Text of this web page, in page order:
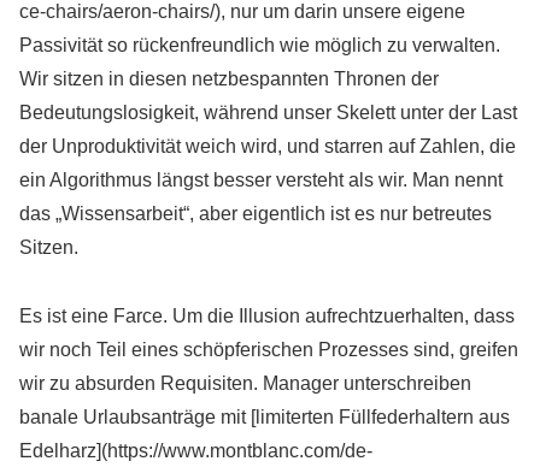
ce-chairs/aeron-chairs/), nur um darin unsere eigene
Passivität so rückenfreundlich wie möglich zu verwalten.
Wir sitzen in diesen netzbespannten Thronen der
Bedeutungslosigkeit, während unser Skelett unter der Last
der Unproduktivität weich wird, und starren auf Zahlen, die
ein Algorithmus längst besser versteht als wir. Man nennt
das „Wissensarbeit“, aber eigentlich ist es nur betreutes
Sitzen.
Es ist eine Farce. Um die Illusion aufrechtzuerhalten, dass
wir noch Teil eines schöpferischen Prozesses sind, greifen
wir zu absurden Requisiten. Manager unterschreiben
banale Urlaubsanträge mit [limiterten Füllfederhaltern aus
Edelharz](https://www.montblanc.com/de-